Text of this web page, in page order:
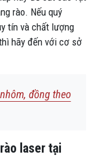
rào. Nếu quý
tín và chất lượng
hãy đến với cơ sở
đồng theo
laser tại